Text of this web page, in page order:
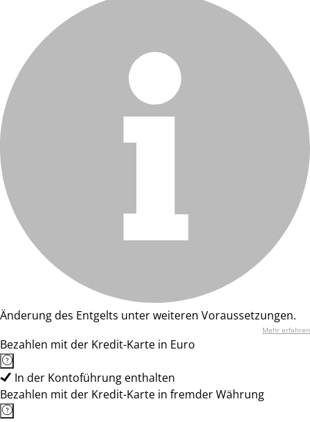
Änderung des Entgelts unter weiteren Voraussetzungen.
Mehr erfahren
Bezahlen mit der Kredit-Karte in Euro
In der Kontoführung enthalten
Bezahlen mit der Kredit-Karte in fremder Währung